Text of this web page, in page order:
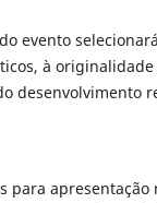
evento
à
desenvolvimento
para apresentação